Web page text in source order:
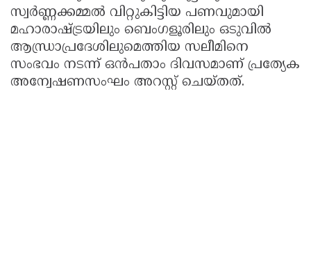
സ്വർണ്ണക്കമ്മൽ വിറ്റുകിട്ടിയ പണവുമായി
മഹാരാഷ്ട്രയിലും ബെംഗളൂരിലും ഒടുവിൽ
ആന്ധ്രാപ്രദേശിലുമെത്തിയ സലീമിനെ
സംഭവം നടന്ന് ഒൻപതാം ദിവസമാണ് പ്രത്യേക
അന്വേഷണസംഘം അറസ്റ്റ് ചെയ്തത്.